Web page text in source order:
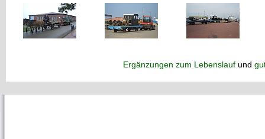
Ergänzungen zum Lebenslaufund